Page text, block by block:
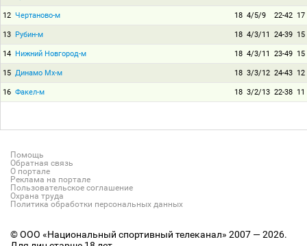
12 Чертаново-м 18 4/5/9 22-42 17
13 Рубин-м 18 4/3/11 24-39 15
14 Нижний Новгород-м 18 4/3/11 23-49 15
15 Динамо Мх-м 18 3/3/12 24-43 12
16 Факел-м 18 3/2/13 22-38 11
Помощь
Обратная связь
О портале
Реклама на портале
Пользовательское соглашение
Охрана труда
Политика обработки персональных данных
© ООО «Национальный спортивный телеканал» 2007 — 2026.